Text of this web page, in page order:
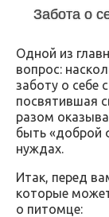
Забота о
Одной из
вопрос:
заботу о себе
посвятившая
разом
быть «доброй
нуждах.
Итак, перед
которые
о питомце: